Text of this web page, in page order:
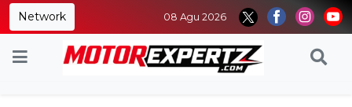
Network 08 Agu 2026